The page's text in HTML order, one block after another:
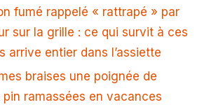
fumé rappelé « rattrapé » par
sur la grille : ce qui survit à ces
arrive entier dans l’assiette
braises une poignée de
pin ramassées en vacances